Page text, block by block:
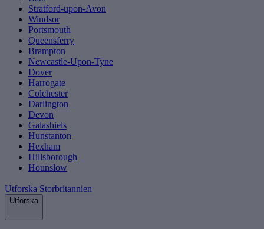
Stratford-upon-Avon
Windsor
Portsmouth
Queensferry
Brampton
Newcastle-Upon-Tyne
Dover
Harrogate
Colchester
Darlington
Devon
Galashiels
Hunstanton
Hexham
Hillsborough
Hounslow
Utforska Storbritannien
Utforska